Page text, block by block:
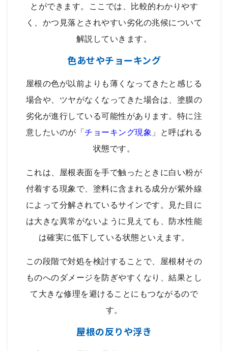
とができます。ここでは、比較的わかりやす
く、かつ見落とされやすい劣化の兆候について
解説していきます。
色あせやチョーキング
屋根の色が以前よりも薄くなってきたと感じる
場合や、ツヤがなくなってきた場合は、塗膜の
劣化が進行している可能性があります。特に注
意したいのが「チョーキング現象 」と呼ばれる
状態です。
これは、屋根表面を手で触ったときに白い粉が
付着する現象で、塗料に含まれる成分が紫外線
によって分解されているサインです。見た目に
は大きな異常がないように見えても、防水性能
は確実に低下している状態といえます。
この段階で対処を検討することで、屋根材その
ものへのダメージを防ぎやすくなり、結果とし
て大きな修理を避けることにもつながるので
す。
屋根の反りや浮き